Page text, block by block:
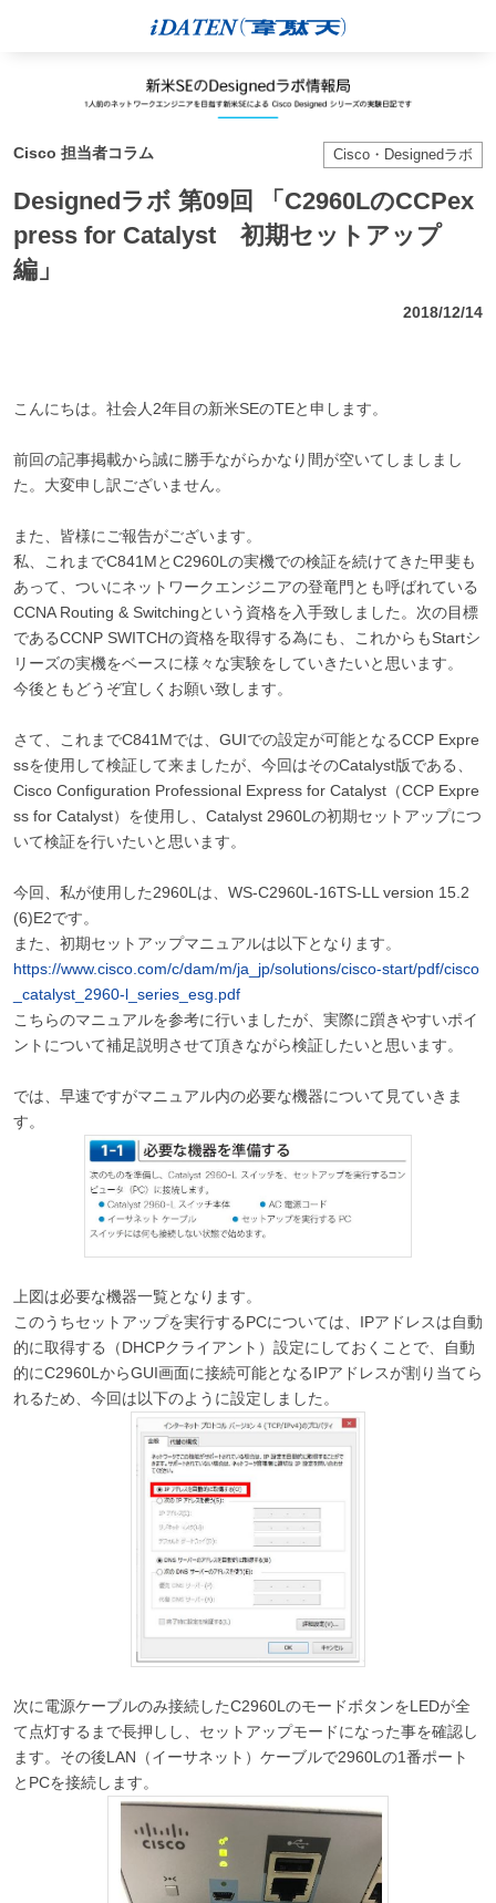
Cisco 担当者コラム Cisco・Designedラボ
Designedラボ 第09回 「C2960LのCCPex
press for Catalyst 初期セットアップ
編」
2018/12/14
こんにちは。社会人2年目の新米SEのTEと申します。
前回の記事掲載から誠に勝手ながらかなり間が空いてしましまし
た。大変申し訳ございません。
また、皆様にご報告がございます。
私、これまでC841MとC2960Lの実機での検証を続けてきた甲斐も
あって、ついにネットワークエンジニアの登竜門とも呼ばれている
CCNA Routing & Switchingという資格を入手致しました。次の目標
であるCCNP SWITCHの資格を取得する為にも、これからもStartシ
リーズの実機をベースに様々な実験をしていきたいと思います。
今後ともどうぞ宜しくお願い致します。
さて、これまでC841Mでは、GUIでの設定が可能となるCCP Expre
ssを使用して検証して来ましたが、今回はそのCatalyst版である、
Cisco Configuration Professional Express for Catalyst（CCP Expre
ss for Catalyst）を使用し、Catalyst 2960Lの初期セットアップにつ
いて検証を行いたいと思います。
今回、私が使用した2960Lは、WS-C2960L-16TS-LL version 15.2
(6)E2です。
また、初期セットアップマニュアルは以下となります。
https://www.cisco.com/c/dam/m/ja_jp/solutions/cisco-start/pdf/cisco
_catalyst_2960-l_series_esg.pdf
こちらのマニュアルを参考に行いましたが、実際に躓きやすいポイ
ントについて補足説明させて頂きながら検証したいと思います。
では、早速ですがマニュアル内の必要な機器について見ていきま
す。
上図は必要な機器一覧となります。
このうちセットアップを実行するPCについては、IPアドレスは自動
的に取得する（DHCPクライアント）設定にしておくことで、自動
的にC2960LからGUI画面に接続可能となるIPアドレスが割り当てら
れるため、今回は以下のように設定しました。
次に電源ケーブルのみ接続したC2960LのモードボタンをLEDが全
て点灯するまで長押しし、セットアップモードになった事を確認し
ます。その後LAN（イーサネット）ケーブルで2960Lの1番ポート
とPCを接続します。